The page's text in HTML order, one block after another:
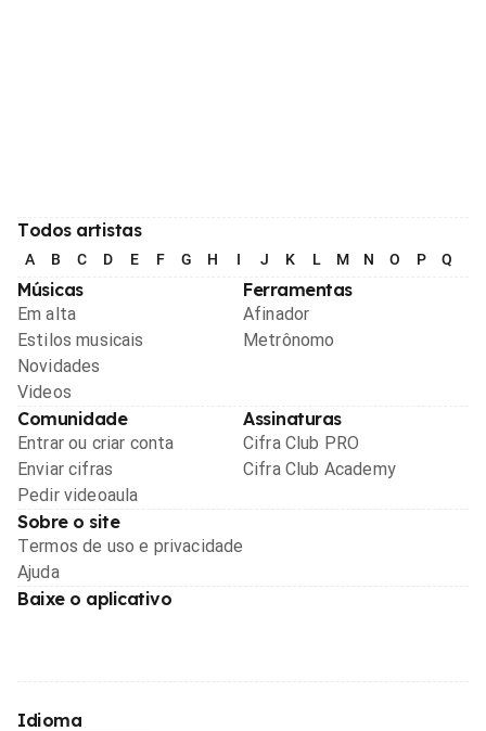
Todos artistas
A B C D E F G H I J K L M N O P Q
Músicas
Em alta
Estilos musicais
Novidades
Videos
Ferramentas
Afinador
Metrônomo
Comunidade
Entrar ou criar conta
Enviar cifras
Pedir videoaula
Assinaturas
Cifra Club PRO
Cifra Club Academy
Sobre o site
Termos de uso e privacidade
Ajuda
Baixe o aplicativo
Idioma